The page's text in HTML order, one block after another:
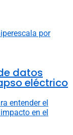
datos
eléctrico